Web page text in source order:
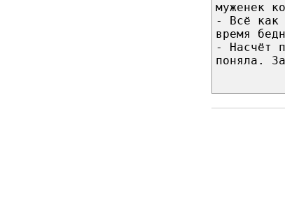
муженек
- Всё как
время
- Насчёт
поняла.